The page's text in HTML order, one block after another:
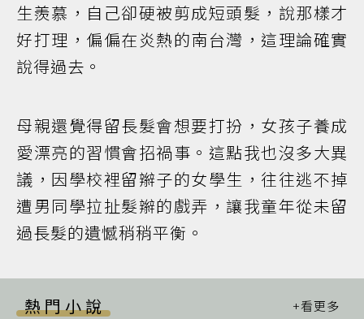
生羨慕，自己卻硬被剪成短頭髮，說那樣才
好打理，偏偏在炎熱的南台灣，這理論確實
說得過去。
母親還覺得留長髮會想要打扮，女孩子養成
愛漂亮的習慣會招禍事。這點我也沒多大異
議，因學校裡留辮子的女學生，往往逃不掉
遭男同學拉扯髮辮的戲弄，讓我童年從未留
過長髮的遺憾稍稍平衡。
熱門小說